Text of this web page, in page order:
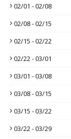
02/01 - 02/08
02/08 - 02/15
02/15 - 02/22
02/22 - 03/01
03/01 - 03/08
03/08 - 03/15
03/15 - 03/22
03/22 - 03/29